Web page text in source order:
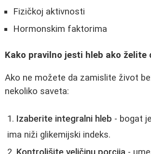
Fizičkoj aktivnosti
Hormonskim faktorima
Kako pravilno jesti hleb ako želite
Ako ne možete da zamislite život
nekoliko saveta:
Izaberite integralni hleb - bogat
ima niži glikemijski indeks.